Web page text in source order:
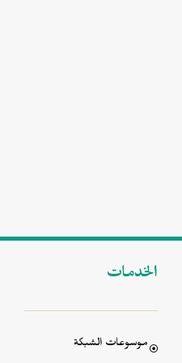
الخدمات
موسوعات الشبكة